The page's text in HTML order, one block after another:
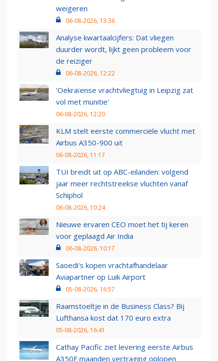
weigeren
06-08-2026, 13:36
Analyse kwartaalcijfers: Dat vliegen
duurder wordt, lijkt geen probleem voor
de reiziger
06-08-2026, 12:22
'Oekraïense vrachtvliegtuig in Leipzig zat
vol met munitie'
06-08-2026, 12:20
KLM stelt eerste commerciële vlucht met
Airbus A350-900 uit
06-08-2026, 11:17
TUI breidt uit op ABC-eilanden: volgend
jaar meer rechtstreekse vluchten vanaf
Schiphol
06-08-2026, 10:24
Nieuwe ervaren CEO moet het tij keren
voor geplaagd Air India
06-08-2026, 10:17
Saoedi’s kopen vrachtafhandelaar
Aviapartner op Luik Airport
05-08-2026, 16:57
Raamstoeltje in de Business Class? Bij
Lufthansa kost dat 170 euro extra
05-08-2026, 16:41
Cathay Pacific ziet levering eerste Airbus
A350F maanden vertraging oplopen